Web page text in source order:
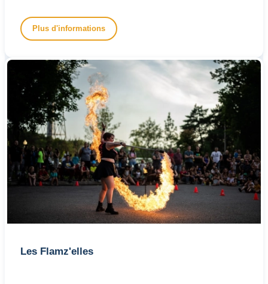
Plus d'informations
Les Flamz'elles